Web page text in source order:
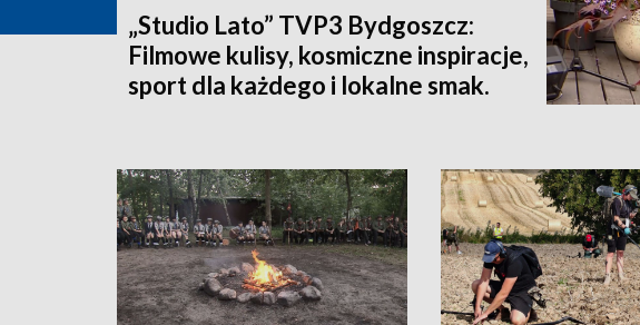
„Studio Lato” TVP3 Bydgoszcz:
Filmowe kulisy, kosmiczne inspiracje,
sport dla każdego i lokalne smak.